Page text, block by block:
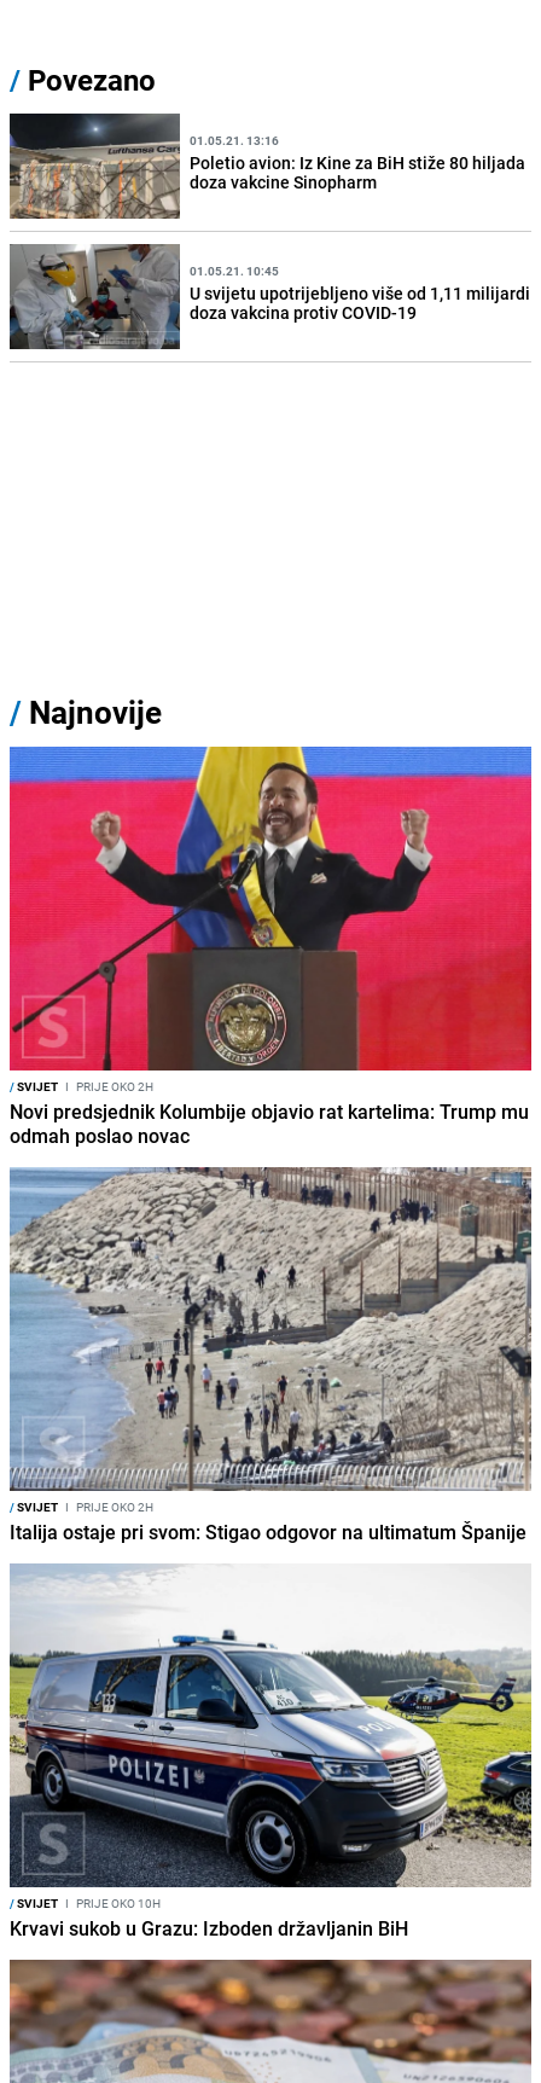
/ Povezano
01.05.21. 13:16
Poletio avion: Iz Kine za BiH stiže 80 hiljada
doza vakcine Sinopharm
01.05.21. 10:45
U svijetu upotrijebljeno više od 1,11 milijardi
doza vakcina protiv COVID-19
/ Najnovije
/SVIJET I PRIJE OKO 2H
Novi predsjednik Kolumbije objavio rat kartelima: Trump mu
odmah poslao novac
/SVIJET I PRIJE OKO 2H
Italija ostaje pri svom: Stigao odgovor na ultimatum Španije
/SVIJET I PRIJE OKO 10H
Krvavi sukob u Grazu: Izboden državljanin BiH